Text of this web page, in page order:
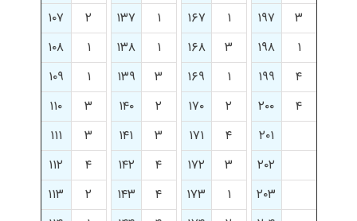
۳
۱۹۷ ۱ ۱۶۷ ۱ ۱۳۷ ۲
۱۰۷
۱
۱۹۸ ۳ ۱۶۸ ۱ ۱۳۸ ۱
۱۰۸
۴
۱۹۹ ۱ ۱۶۹ ۳ ۱۳۹ ۱
۱۰۹
۴
۲۰۰ ۲ ۱۷۰ ۲ ۱۴۰ ۳
۱۱۰
۲۰۱
۴ ۱۷۱ ۳ ۱۴۱ ۳
۱۱۱
۲۰۲
۳ ۱۷۲ ۴ ۱۴۲ ۴
۱۱۲
۲۰۳
۱ ۱۷۳ ۴ ۱۴۳ ۲
۱۱۳